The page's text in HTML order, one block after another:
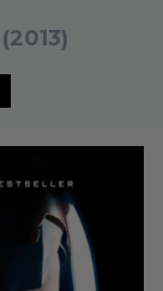
(2013)